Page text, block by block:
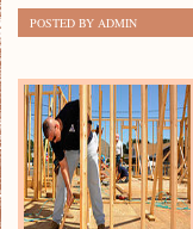
POSTED BY ADMIN